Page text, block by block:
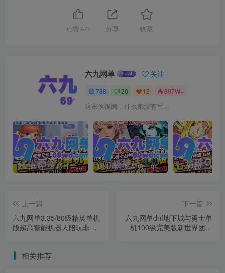
点赞 972 分享 收藏
六九网单 关注
788 20 12 397W+
这家伙很懒，什么都没有写...
梦幻西游单机版红尘西游2微变独家打造龙魂抽奖令牌四象神兽 DNF地下城与勇士单机版110级神话版4.0全主线任务龙之庭院机械七战神实验室
上一篇
六九网单3.35/80级精英单机
版超高智能机器人陪玩非网
下一篇
六九网单dnf地下城与勇士单
机100级完美版新世界团本
相关推荐